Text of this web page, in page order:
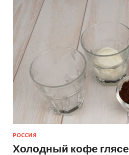
РОССИЯ
Холодный кофе глясе